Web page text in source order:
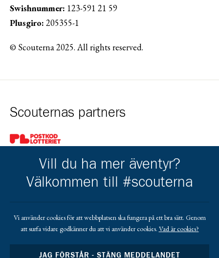
Swishnummer: 123-591 21 59
Plusgiro: 205355-1
© Scouterna 2025. All rights reserved.
Scouternas partners
Gå till pl_50
Gå till https://www.mera.se/Gå till https://www.lansforsakringar.se/
Gå till https://
Vill du ha mer äventyr?
Välkommen till #scouterna
Vi använder cookies för att webbplatsen ska fungera på ett bra sätt. Genom
att surfa vidare godkänner du att vi använder cookies. Vad är cookies?
JAG FÖRSTÅR - STÄNG MEDDELANDET